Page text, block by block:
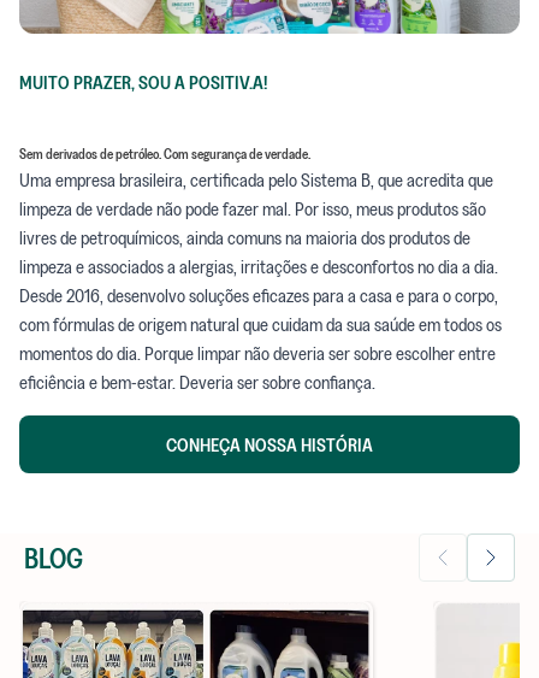
MUITO PRAZER, SOU A POSITIV.A!
Sem derivados de petróleo. Com segurança de verdade.
Uma empresa brasileira, certificada pelo Sistema B, que acredita que
limpeza de verdade não pode fazer mal. Por isso, meus produtos são
livres de petroquímicos, ainda comuns na maioria dos produtos de
limpeza e associados a alergias, irritações e desconfortos no dia a dia.
Desde 2016, desenvolvo soluções eficazes para a casa e para o corpo,
com fórmulas de origem natural que cuidam da sua saúde em todos os
momentos do dia. Porque limpar não deveria ser sobre escolher entre
eficiência e bem-estar. Deveria ser sobre confiança.
CONHEÇA NOSSA HISTÓRIA
BLOG